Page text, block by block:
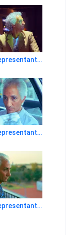
Coppola, el representante 1x2
Coppola, el representante 1x4
Coppola, el representante 1x6